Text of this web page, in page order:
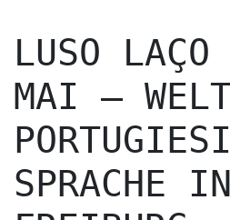
LUSO
MAI –
SPRACHE IN